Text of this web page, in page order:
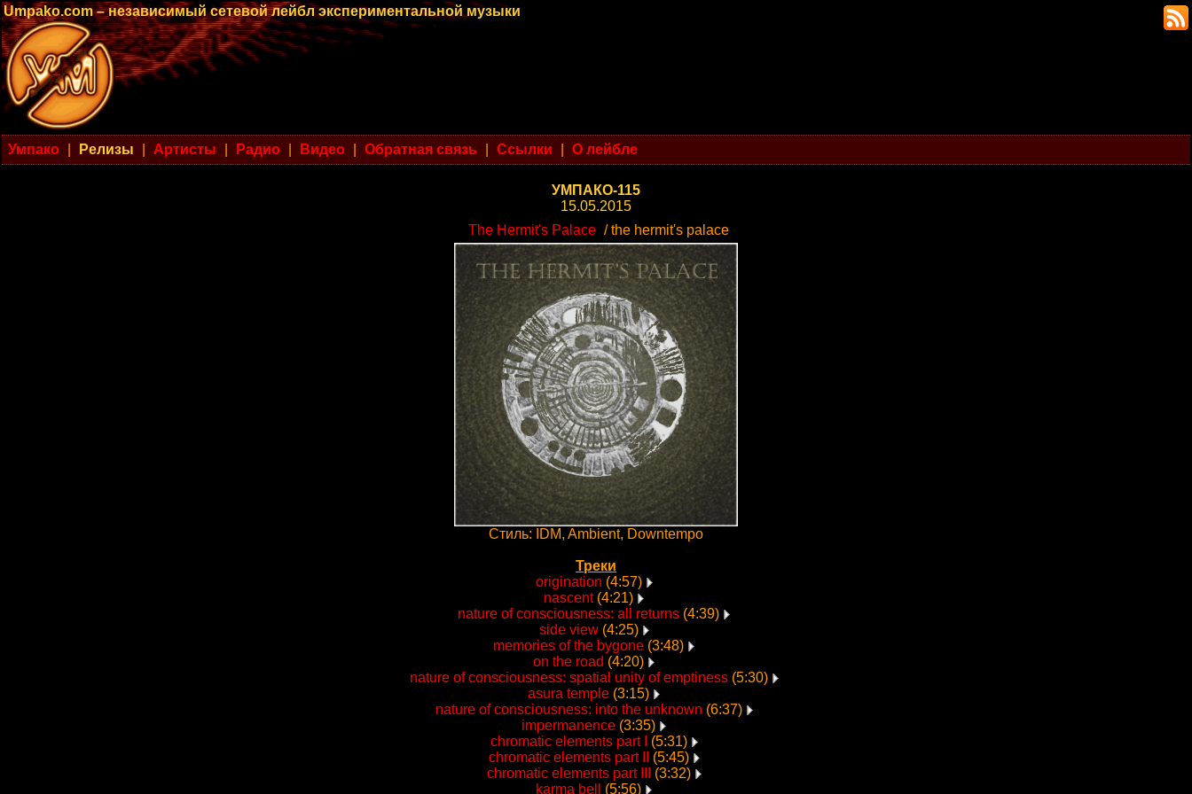
Umpako.com – независимый сетевой лейбл экспериментальной музыки
Умпако Релизы Артисты Радио Видео Обратная связь Ссылки О лейбле
УМПАКО-115
15.05.2015
The Hermit's Palace / the hermit's palace
Стиль: IDM, Ambient, Downtempo
Треки
origination (4:57)
nascent(4:21)
nature of consciousness: all returns (4:39)
side view(4:25)
memories of the bygone (3:48)
on the road (4:20)
nature of consciousness: spatial unity of emptiness(5:30)
asura temple (3:15)
nature of consciousness: into the unknown (6:37)
impermanence (3:35)
chromatic elements part I
(5:31)
chromatic elements part II
(5:45)
chromatic elements part III
(3:32)
karma bell
(5:56)